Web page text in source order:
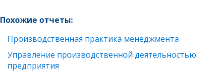
Похожие отчеты:
Производственная практика менеджмента
Управление производственной деятельностью
предприятия